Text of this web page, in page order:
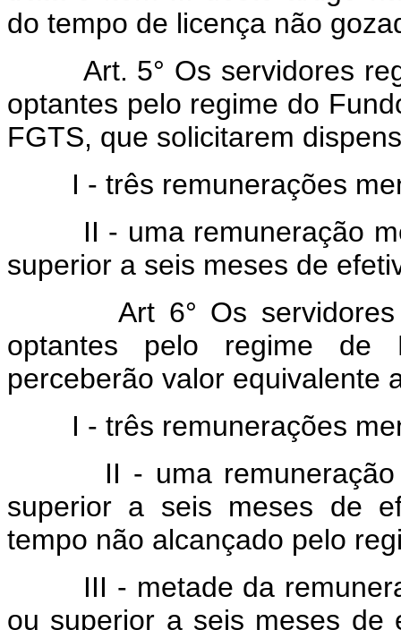
do tempo de licença não
Art. 5° Os servidores
optantes pelo regime do
FGTS, que solicitarem
I - três remunerações
II - uma remuneração
superior a seis meses de
Art 6° Os servidores
optantes pelo regime de
perceberão valor equivalente
I - três remunerações
II - uma remuneração
superior a seis meses de
tempo não alcançado pelo
III - metade da
ou superior a seis meses de